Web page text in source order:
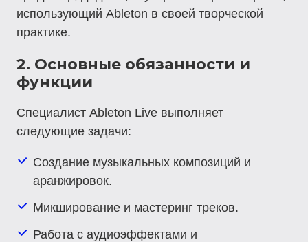
использующий Ableton в своей творческой
практике.
2. Основные обязанности и
функции
Специалист Ableton Live выполняет
следующие задачи:
Создание музыкальных композиций и
аранжировок.
Микширование и мастеринг треков.
Работа с аудиоэффектами и